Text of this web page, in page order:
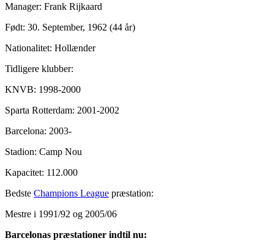
Manager: Frank Rijkaard
Født: 30. September, 1962 (44 år)
Nationalitet: Hollænder
Tidligere klubber:
KNVB: 1998-2000
Sparta Rotterdam: 2001-2002
Barcelona: 2003-
Stadion: Camp Nou
Kapacitet: 112.000
Bedste Champions League præstation:
Mestre i 1991/92 og 2005/06
Barcelonas præstationer indtil nu: